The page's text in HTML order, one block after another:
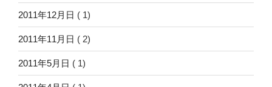
2011年12月日 ( 1)
2011年11月日 ( 2)
2011年5月日 ( 1)